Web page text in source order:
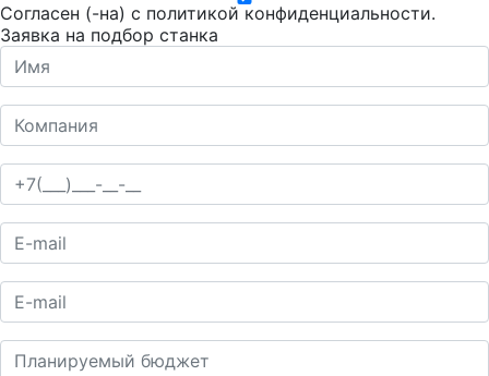
Согласен (-на) с политикой конфиденциальности.
Заявка на подбор станка